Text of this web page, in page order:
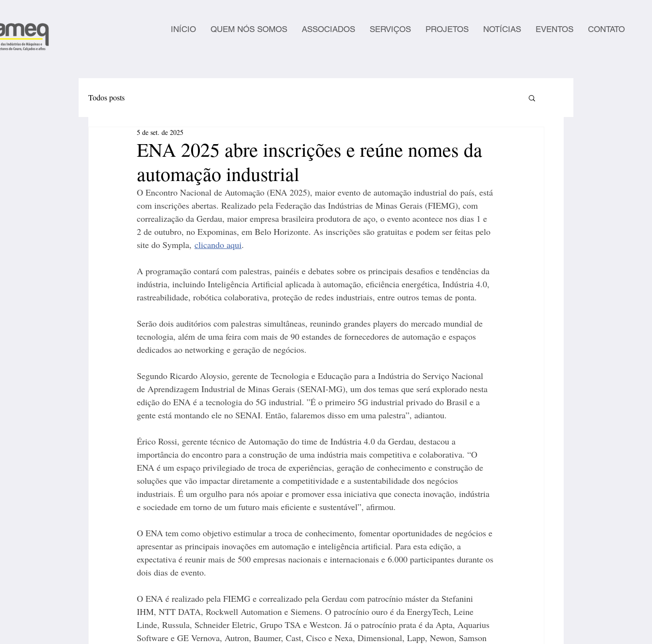
INÍCIO QUEM NÓS SOMOS ASSOCIADOS SERVIÇOS PROJETOS NOTÍCIAS EVENTOS CONTATO
Todos posts
ENA 2025 abre inscrições e reúne nomes da
automação industrial
5 de set. de 2025
O Encontro Nacional de Automação (ENA 2025), maior evento de automação industrial do país, está
com inscrições abertas. Realizado pela Federação das Indústrias de Minas Gerais (FIEMG), com
correalização da Gerdau, maior empresa brasileira produtora de aço, o evento acontece nos dias 1 e
2 de outubro, no Expominas, em Belo Horizonte. As inscrições são gratuitas e podem ser feitas pelo
site do Sympla, clicando aqui.
A programação contará com palestras, painéis e debates sobre os principais desafios e tendências da
indústria, incluindo Inteligência Artificial aplicada à automação, eficiência energética, Indústria 4.0,
rastreabilidade, robótica colaborativa, proteção de redes industriais, entre outros temas de ponta.
Serão dois auditórios com palestras simultâneas, reunindo grandes players do mercado mundial de
tecnologia, além de uma feira com mais de 90 estandes de fornecedores de automação e espaços
dedicados ao networking e geração de negócios.
Segundo Ricardo Aloysio, gerente de Tecnologia e Educação para a Indústria do Serviço Nacional
de Aprendizagem Industrial de Minas Gerais (SENAI-MG), um dos temas que será explorado nesta
edição do ENA é a tecnologia do 5G industrial. ”É o primeiro 5G industrial privado do Brasil e a
gente está montando ele no SENAI. Então, falaremos disso em uma palestra”, adiantou.
Érico Rossi, gerente técnico de Automação do time de Indústria 4.0 da Gerdau, destacou a
importância do encontro para a construção de uma indústria mais competitiva e colaborativa. “O
ENA é um espaço privilegiado de troca de experiências, geração de conhecimento e construção de
soluções que vão impactar diretamente a competitividade e a sustentabilidade dos negócios
industriais. É um orgulho para nós apoiar e promover essa iniciativa que conecta inovação, indústria
e sociedade em torno de um futuro mais eficiente e sustentável”, afirmou.
O ENA tem como objetivo estimular a troca de conhecimento, fomentar oportunidades de negócios e
apresentar as principais inovações em automação e inteligência artificial. Para esta edição, a
expectativa é reunir mais de 500 empresas nacionais e internacionais e 6.000 participantes durante os
dois dias de evento.
O ENA é realizado pela FIEMG e correalizado pela Gerdau com patrocínio máster da Stefanini
IHM, NTT DATA, Rockwell Automation e Siemens. O patrocínio ouro é da EnergyTech, Leine
Linde, Russula, Schneider Eletric, Grupo TSA e Westcon. Já o patrocínio prata é da Apta, Aquarius
Software e GE Vernova, Autron, Baumer, Cast, Cisco e Nexa, Dimensional, Lapp, Newon, Samson